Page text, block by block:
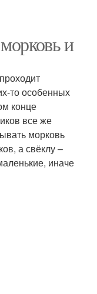
и
то особенных
конце
все же
морковь
а свёклу –
иначе